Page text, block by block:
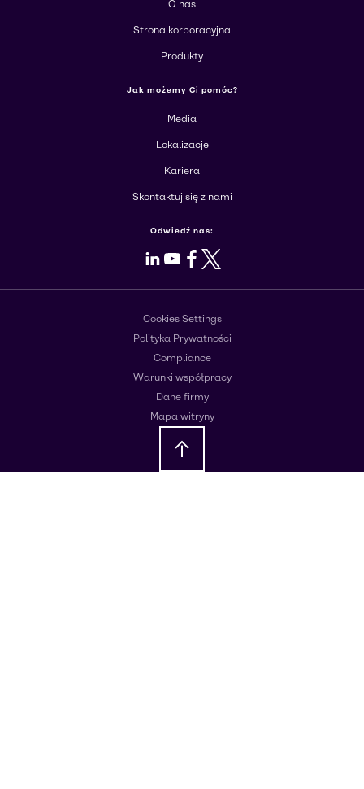
O nas
Strona korporacyjna
Produkty
Jak możemy Ci pomóc?
Media
Lokalizacje
Kariera
Skontaktuj się z nami
Odwiedź nas:
LinkedIn
Youtube
Facebook
X
Cookies Settings
Polityka Prywatności
Compliance
Warunki współpracy
Dane firmy
Mapa witryny